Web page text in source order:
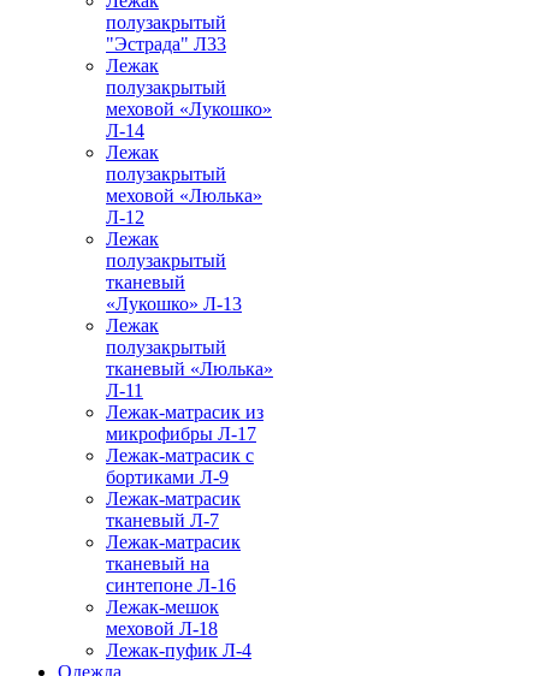
полузакрытый
"Эстрада" Л33
Лежак
полузакрытый
меховой «Лукошко»
Л-14
Лежак
полузакрытый
меховой «Люлька»
Л-12
Лежак
полузакрытый
тканевый
«Лукошко» Л-13
Лежак
полузакрытый
тканевый «Люлька»
Л-11
Лежак-матрасик из
микрофибры Л-17
Лежак-матрасик с
бортиками Л-9
Лежак-матрасик
тканевый Л-7
Лежак-матрасик
тканевый на
синтепоне Л-16
Лежак-мешок
меховой Л-18
Лежак-пуфик Л-4